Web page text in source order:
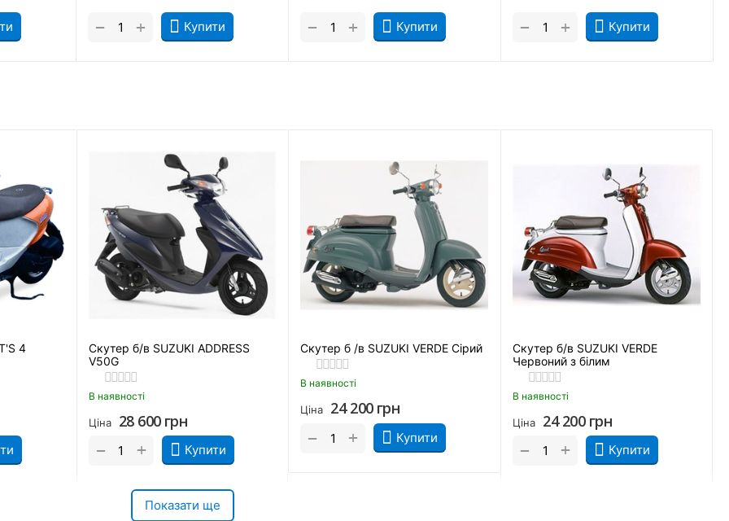
Купити
+
− Купити
+
− Купити
+
−
4
Скутер б/в SUZUKI ADDRESS
V50G
В наявності
Ціна 28 600 грн
Купити
+
−
Скутер б /в SUZUKI VERDE Сірий
В наявності
Ціна 24 200 грн
Купити
+
−
Скутер б/в SUZUKI VERDE
Червоний з білим
В наявності
Ціна 24 200 грн
Купити
+
−
Показати ще